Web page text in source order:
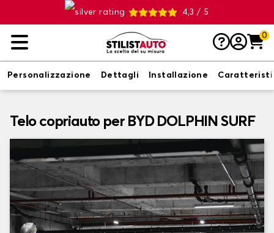
4,3 / 5
0
Personalizzazione Dettagli Installazione
Telo copriauto per BYD DOLPHIN SURF